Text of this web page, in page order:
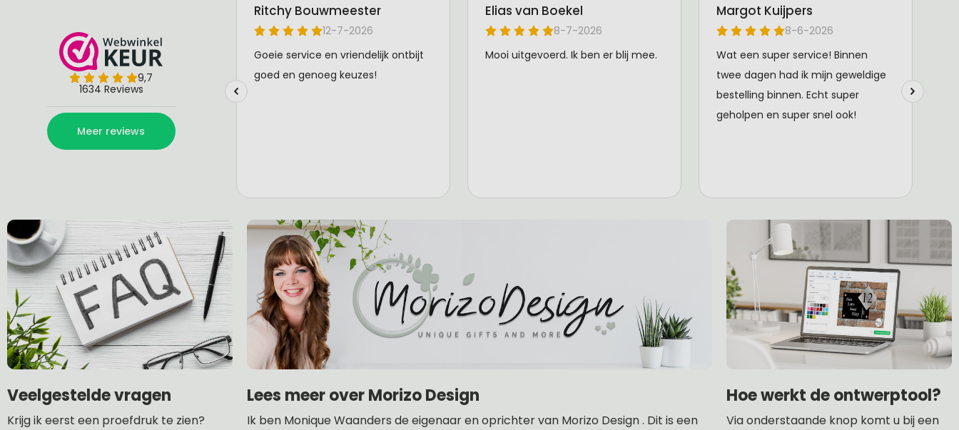
Veelgestelde vragen
Krijg ik eerst een proefdruk te zien?
Lees meer over Morizo Design
Ik ben Monique Waanders de eigenaar en oprichter van Morizo Design . Dit is een
Hoe werkt de ontwerptool?
Via onderstaande knop komt u bij een